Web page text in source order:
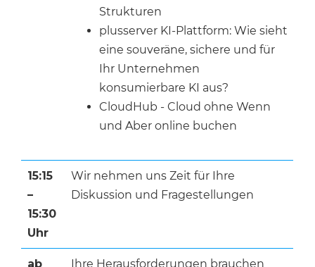
Strukturen
plusserver KI-Plattform: Wie sieht
eine souveräne, sichere und für
Ihr Unternehmen
konsumierbare KI aus?
CloudHub - Cloud ohne Wenn
und Aber online buchen
15:15
–
15:30
Uhr
Wir nehmen uns Zeit für Ihre
Diskussion und Fragestellungen
ab
Ihre Herausforderungen brauchen